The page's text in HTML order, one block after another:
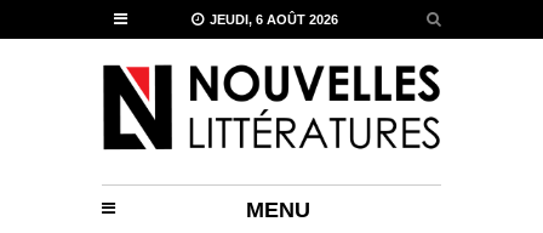
JEUDI, 6 AOÛT 2026
MENU